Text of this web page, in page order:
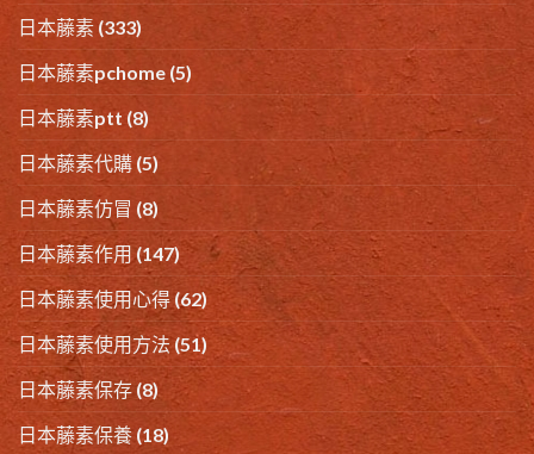
日本藤素 (333)
日本藤素pchome (5)
日本藤素ptt (8)
日本藤素代購 (5)
日本藤素仿冒 (8)
日本藤素作用 (147)
日本藤素使用心得(62)
日本藤素使用方法(51)
日本藤素保存 (8)
日本藤素保養 (18)